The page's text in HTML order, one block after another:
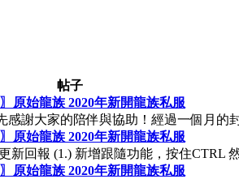
帖子
原始龍族 2020年新開龍族私服
感謝大家的陪伴與協助！經過一個月
原始龍族 2020年新開龍族私服
新回報 (1.) 新增跟隨功能，按住CTRL
原始龍族 2020年新開龍族私服